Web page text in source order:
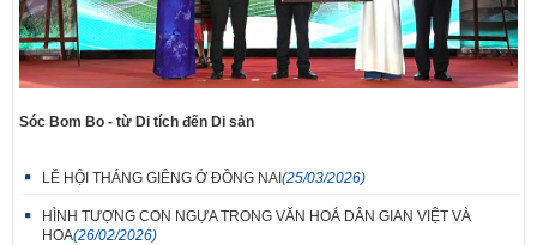
Sóc Bom Bo - từ Di tích đến Di sản
LỄ HỘI THÁNG GIÊNG Ở ĐỒNG NAI(25/03/2026)
HÌNH TƯỢNG CON NGỰA TRONG VĂN HOÁ DÂN GIAN VIỆT VÀ
HOA(26/02/2026)